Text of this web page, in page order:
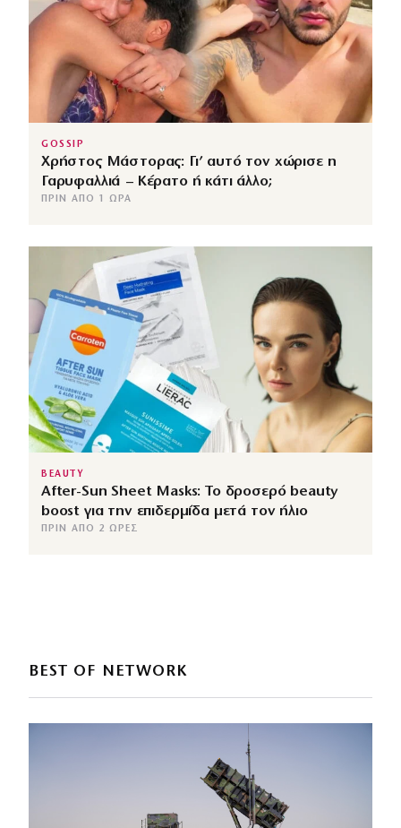
GOSSIP
Χρήστος Μάστορας: Γι’ αυτό τον χώρισε η
Γαρυφαλλιά – Κέρατο ή κάτι άλλο;
ΠΡΙΝ ΑΠΌ 1 ΏΡΑ
BEAUTY
After-Sun Sheet Masks: Το δροσερό beauty
boost για την επιδερμίδα μετά τον ήλιο
ΠΡΙΝ ΑΠΌ 2 ΏΡΕΣ
BEST OF NETWORK